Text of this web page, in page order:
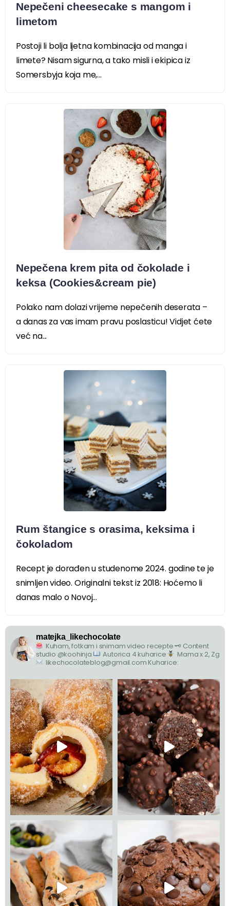
Nepečeni cheesecake s mangom i
limetom
Postoji li bolja ljetna kombinacija od manga i
limete? Nisam sigurna, a tako misli i ekipica iz
Somersbyja koja me,...
Nepečena krem pita od čokolade i
keksa (Cookies&cream pie)
Polako nam dolazi vrijeme nepečenih deserata –
a danas za vas imam pravu poslasticu! Vidjet ćete
već na...
Rum štangice s orasima, keksima i
čokoladom
Recept je dorađen u studenome 2024. godine te je
snimljen video. Originalni tekst iz 2018: Hoćemo li
danas malo o Novoj...
matejka_likechocolate
Kuham, fotkam i snimam video recepte🗝 Content
studio @koohinja
Autorica 4 kuharice
Mama x 2, Zg
likechocolateblog@gmail.com Kuharice: